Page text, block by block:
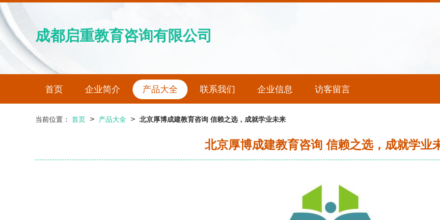
成都启重教育咨询有限公司
首页 企业简介 产品大全 联系我们 企业信息 访客留言
当前位置： 首页 > 产品大全 > 北京厚博成建教育咨询 信赖之选，成就学业未来
北京厚博成建教育咨询 信赖之选，成就学业